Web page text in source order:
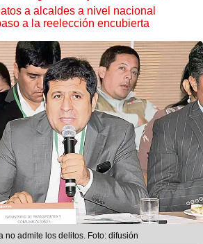
a alcaldes a nivel nacional
a la reelección encubierta
no admite los delitos. Foto: difusión